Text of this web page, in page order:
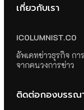
เกี่ยวกับเรา
ICOLUMNIST.CO
อัพเดทข่าวธุรกิจ กา
จากคนวงการข่าว
ติดต่อกองบรรณ